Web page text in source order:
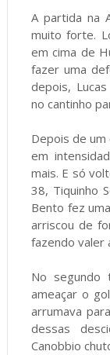
A partida na
muito forte.
em cima de
fazer uma
depois,
no cantinho
Depois de
em
mais. E só
38, Tiquinho
Bento fez
arriscou de
fazendo valer
No segundo
ameaçar o
arrumava
dessas
Canobbio